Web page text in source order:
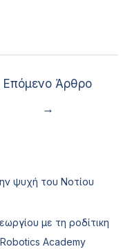
Επόμενο Άρθρο
→
ψυχή του Νοτίου
με τη ροδίτικη
Academy